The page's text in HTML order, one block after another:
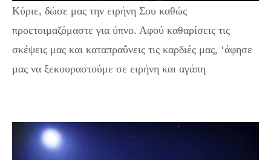
Κύριε, δώσε μας την ειρήνη Σου καθώς
προετοιμαζόμαστε για ύπνο. Αφού καθαρίσεις τις
σκέψεις μας και καταπραΰνεις τις καρδιές μας, ‘άφησε
μας να ξεκουραστούμε σε ειρήνη και αγάπη